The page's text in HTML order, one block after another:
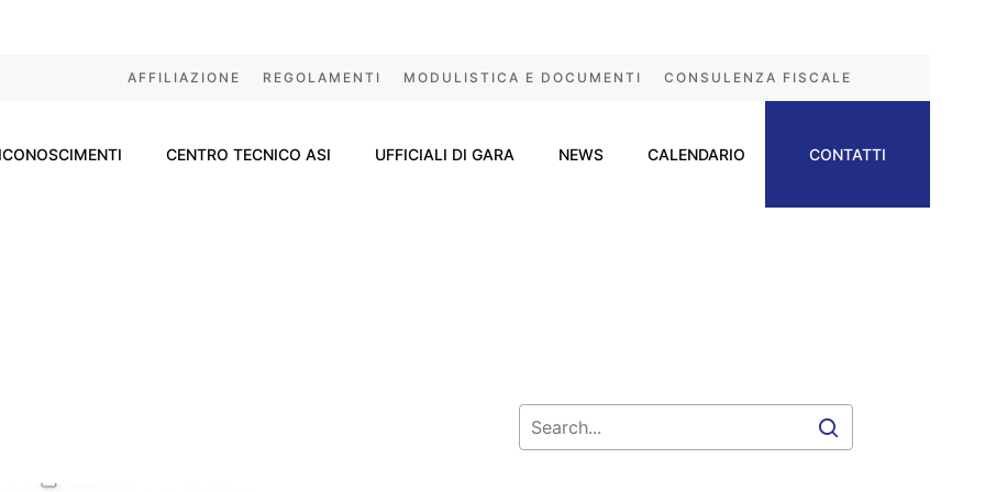
AFFILIAZIONE REGOLAMENTI MODULISTICA E DOCUMENTI CONSULENZA FISCALE
CENTRO TECNICO ASI UFFICIALI DI GARA NEWS CALENDARIO CONTATTI